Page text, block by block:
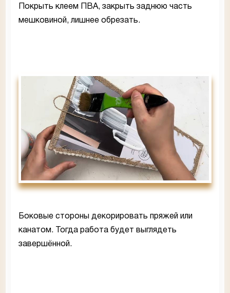
Покрыть клеем ПВА, закрыть заднюю часть
мешковиной, лишнее обрезать.
Боковые стороны декорировать пряжей или
канатом. Тогда работа будет выглядеть
завершённой.